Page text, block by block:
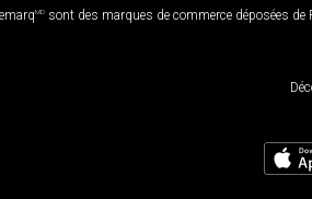
MD sont des marques de commerce déposées